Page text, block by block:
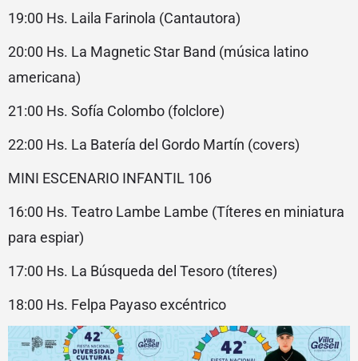
19:00 Hs. Laila Farinola (Cantautora)
20:00 Hs. La Magnetic Star Band (música latino
americana)
21:00 Hs. Sofía Colombo (folclore)
22:00 Hs. La Batería del Gordo Martín (covers)
MINI ESCENARIO INFANTIL 106
16:00 Hs. Teatro Lambe Lambe (Títeres en miniatura
para espiar)
17:00 Hs. La Búsqueda del Tesoro (títeres)
18:00 Hs. Felpa Payaso excéntrico